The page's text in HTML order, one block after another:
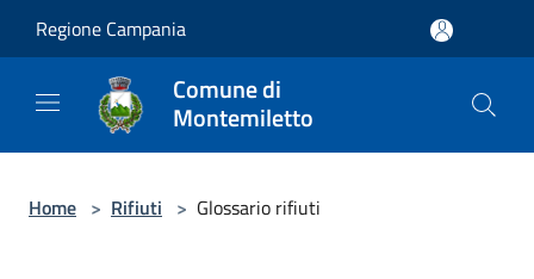
Regione Campania
Comune di
Montemiletto
Home > Rifiuti > Glossario rifiuti